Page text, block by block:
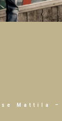
Mattila –